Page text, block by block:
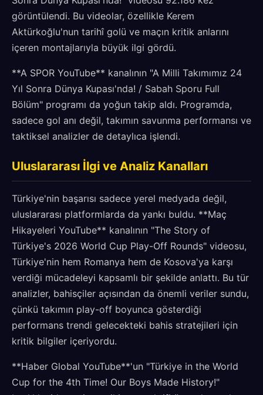
görüntülendi. Bu videolar, özellikle Kerem
Aktürkoğlu'nun tarihî golü ve maçın kritik anlarını
içeren montajlarıyla büyük ilgi gördü.
**A SPOR YouTube** kanalının "A Milli Takımımız 24
Yıl Sonra Dünya Kupası'nda! / Sabah Sporu Full
Bölüm" programı da yoğun takip aldı. Programda,
sadece gol anı değil, takımın savunma performansı ve
taktiksel analizler de detaylıca işlendi.
Uluslararası İlgi ve Analiz Kanalları
Türkiye'nin başarısı sadece yerel medyada değil,
uluslararası platformlarda da yankı buldu. **Maç
Hikayeleri YouTube** kanalının "The Story of
Türkiye's 2026 World Cup Play-Off Rounds" videosu,
Türkiye'nin hem Romanya hem de Kosova'ya karşı
verdiği mücadeleyi kapsamlı bir şekilde anlattı. Bu tür
analizler, bahisçiler açısından da önemli veriler sundu,
çünkü takımın play-off boyunca gösterdiği
performans trendi gelecekteki bahis stratejileri için
kritik bilgiler içeriyordu.
**Haber Global YouTube**'un "Türkiye in the World
Cup for the 4th Time! Our Boys Made History!"